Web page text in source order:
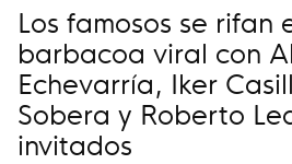
Los famosos se rifan
barbacoa viral con
Echevarría, Iker
Sobera y Roberto
invitados